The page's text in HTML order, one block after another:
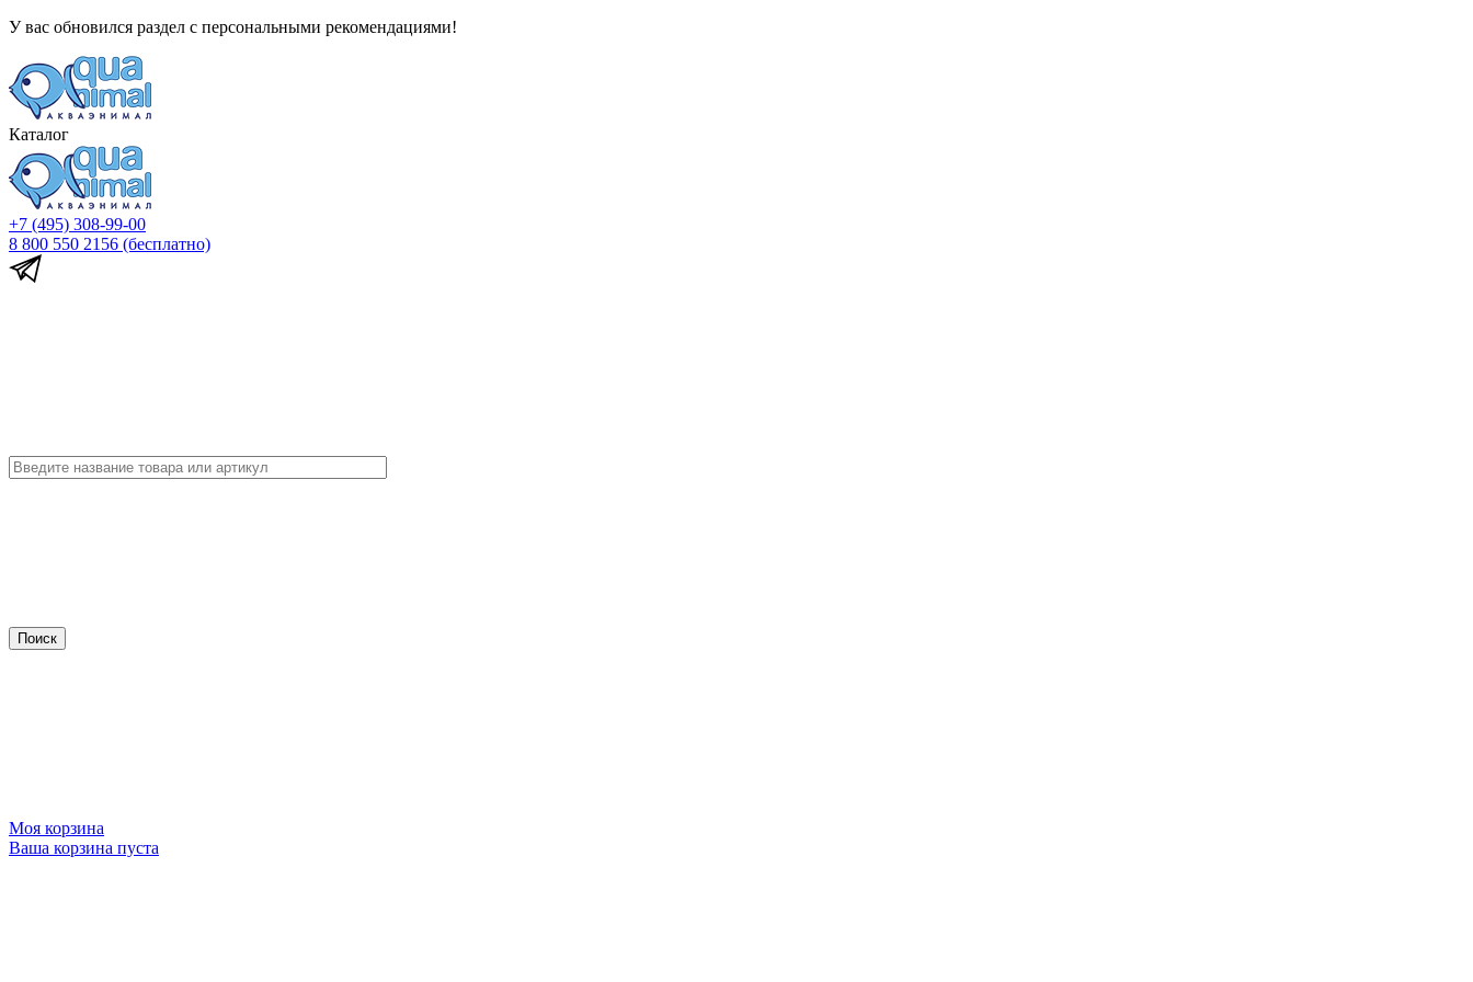
У вас обновился раздел с персональными рекомендациями!
Каталог
+7 (495) 308-99-00
8 800 550 2156 (бесплатно)
Моя корзина
Ваша корзина пуста